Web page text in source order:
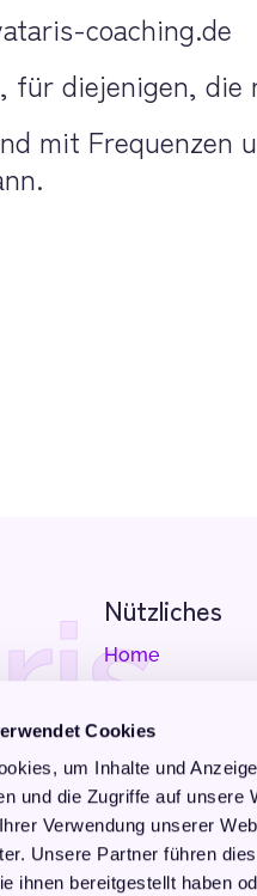
Cookies
um Inhalte und
und die Zugriffe auf
Verwendung unserer
Unsere Partner führen
ihnen bereitgestellt haben
coaching.de
für diejenigen,
mit
Nützliches
Home
Reisen
Bücher